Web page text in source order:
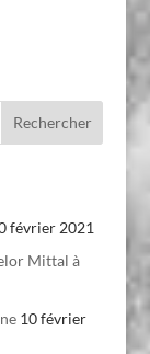
février 2021
Mittal à
10 février